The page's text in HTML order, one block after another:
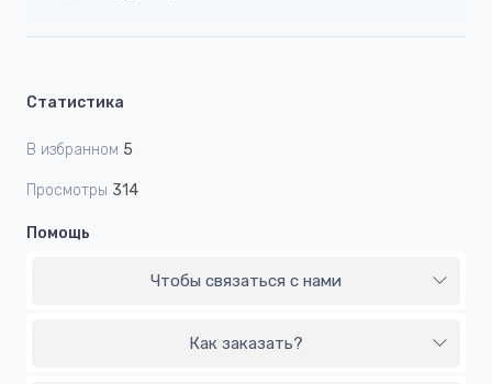
Статистика
В избранном 5
Просмотры 314
Помощь
Чтобы связаться с нами
Как заказать?